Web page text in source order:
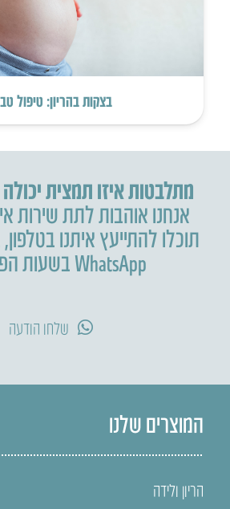
בצקות בהריון: טיפול
מתלבטות איזו תמצית
אנחנו אוהבות לתת שירות
תוכלו להתייעץ איתנו בטלפון,
WhatsApp בשעות הפעילות.
שלחו הודעה
המוצרים שלנו
הריון ולידה